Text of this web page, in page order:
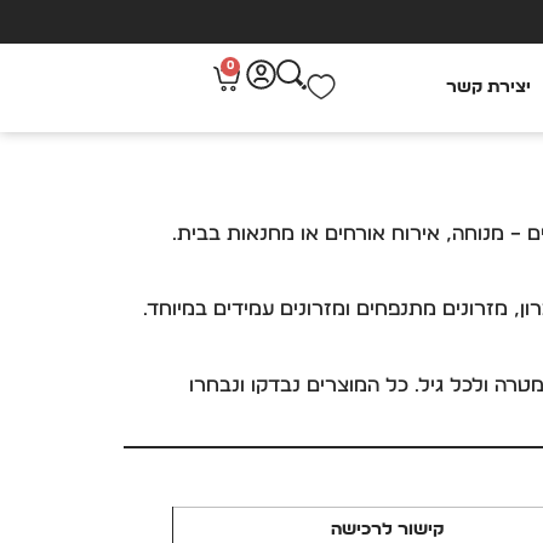
יצירת קשר
0
– מנוחה, אירוח אורחים או מחנאות בבית.
מזרונים מתנפחים ומזרונים עמידים במיוחד.
לכל בית, לכל מטרה ולכל גיל. כל המוצרים נבדקו ונבחרו
קישור לרכישה